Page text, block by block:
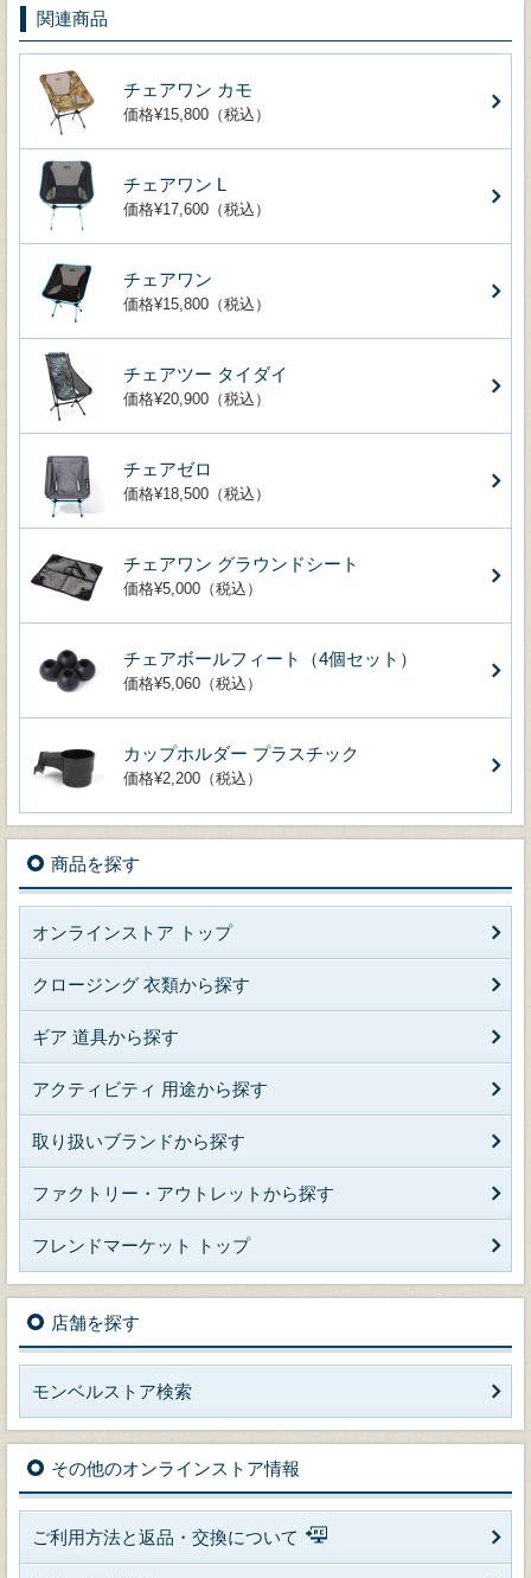
関連商品
チェアワン カモ
価格¥15,800（税込）
チェアワン L
価格¥17,600（税込）
チェアワン
価格¥15,800（税込）
チェアツー タイダイ
価格¥20,900（税込）
チェアゼロ
価格¥18,500（税込）
チェアワン グラウンドシート
価格¥5,000（税込）
チェアボールフィート（4個セット）
価格¥5,060（税込）
カップホルダー プラスチック
価格¥2,200（税込）
商品を探す
オンラインストア トップ
クロージング 衣類から探す
ギア 道具から探す
アクティビティ 用途から探す
取り扱いブランドから探す
ファクトリー・アウトレットから探す
フレンドマーケット トップ
店舗を探す
モンベルストア検索
その他のオンラインストア情報
ご利用方法と返品・交換について